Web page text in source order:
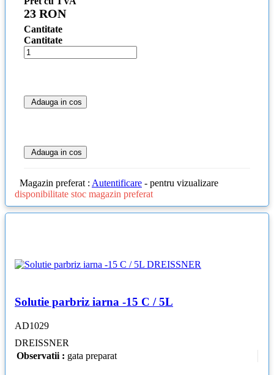
23 RON
Cantitate
Cantitate
Adauga in cos
Adauga in cos
Magazin preferat : Autentificare - pentru vizualizare
disponibilitate stoc magazin preferat
Solutie parbriz iarna -15 C / 5L
AD1029
DREISSNER
Observatii : gata preparat